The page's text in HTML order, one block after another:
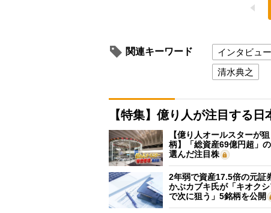
関連キーワード インタビュー
清水典之
【特集】億り人が注目する
【億り人オールスターが
柄】「総資産69億円超」
選んだ注目株
2年弱で資産17.5倍の元証
かぶカブキ氏が「キオク
で次に狙う」5銘柄を公開